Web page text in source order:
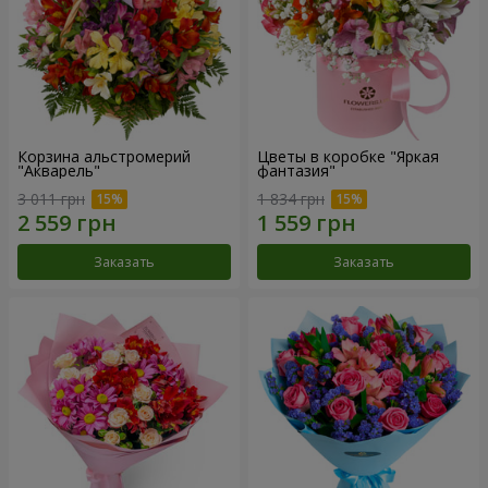
Корзина альстромерий
"Акварель"
3 011 грн
Заказать
Цветы в коробке "Яркая
фантазия"
1 834 грн
Заказать